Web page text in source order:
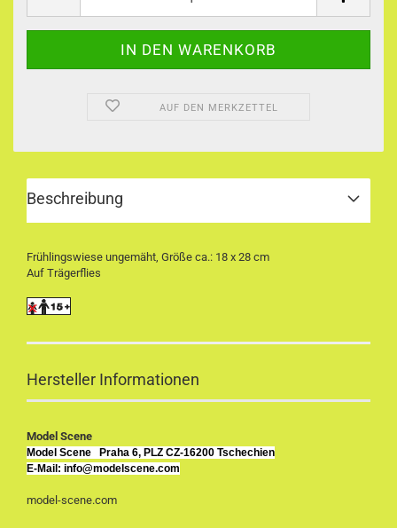
AUF DEN MERKZETTEL
Beschreibung
Frühlingswiese ungemäht, Größe ca.: 18 x 28 cm
Auf Trägerflies
Hersteller Informationen
Model Scene
Model Scene
Praha 6, PLZ CZ-16200 Tschechien
E-Mail: info@modelscene.com
model-scene.com